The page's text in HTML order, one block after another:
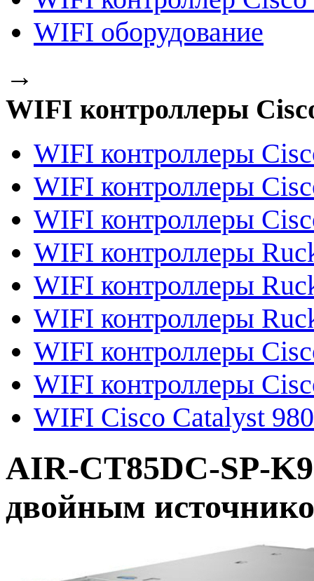
WIFI оборудование
→
WIFI контроллеры
WIFI контроллеры
WIFI контроллеры
WIFI контроллеры
WIFI контроллеры
WIFI контроллеры
WIFI контроллеры
WIFI контроллеры
WIFI контроллеры
WIFI Cisco Catalyst
AIR-CT85DC-SP-
двойным